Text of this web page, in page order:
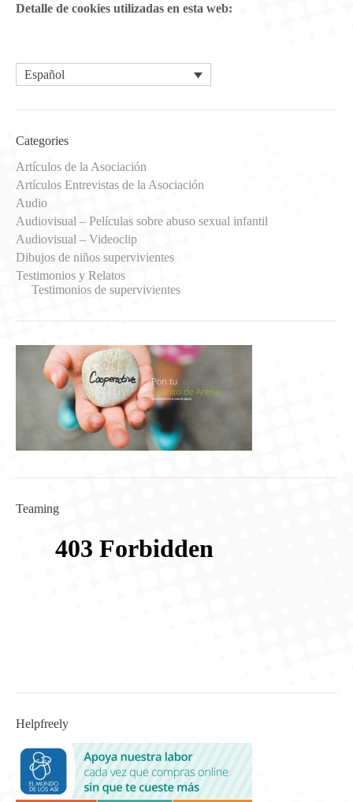
Detalle de cookies utilizadas en esta web:
Español
Categories
Artículos de la Asociación
Artículos Entrevistas de la Asociación
Audio
Audiovisual – Películas sobre abuso sexual infantil
Audiovisual – Videoclip
Dibujos de niños supervivientes
Testimonios y Relatos
Testimonios de supervivientes
Teaming
Helpfreely